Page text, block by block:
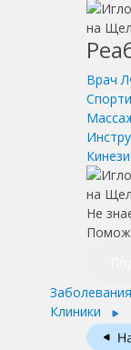
Врач
Не
Заболевания
Клиники